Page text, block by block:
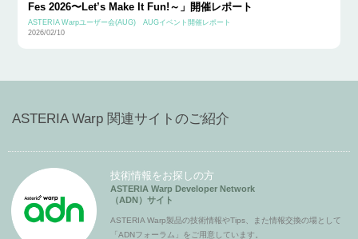
Fes 2026〜Let’s Make It Fun!～」開催レポート
ASTERIA Warpユーザー会(AUG)
AUGイベント開催レポート
2026/02/10
ASTERIA Warp 関連サイトのご紹介
技術情報をお探しの方
ASTERIA Warp Developer Network
（ADN）サイト
ASTERIA Warp製品の技術情報やTips、また情報交換の場として
「ADNフォーラム」をご用意しています。